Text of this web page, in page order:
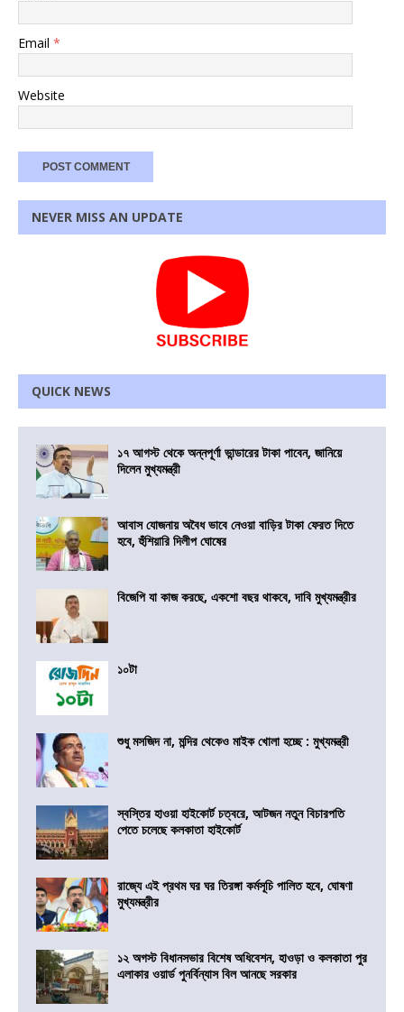
Email *
Website
NEVER MISS AN UPDATE
QUICK NEWS
১৭ আগস্ট থেকে অন্নপূর্ণা ভান্ডারের টাকা পাবেন, জানিয়ে
দিলেন মুখ্যমন্ত্রী
আবাস যোজনায় অবৈধ ভাবে নেওয়া বাড়ির টাকা ফেরত দিতে
হবে, হুঁশিয়ারি দিলীপ ঘোষের
বিজেপি যা কাজ করছে, একশো বছর থাকবে, দাবি মুখ্যমন্ত্রীর
১০টা
শুধু মসজিদ না, মন্দির থেকেও মাইক খোলা হচ্ছে : মুখ্যমন্ত্রী
স্বস্তির হাওয়া হাইকোর্ট চত্বরে, আটজন নতুন বিচারপতি
পেতে চলেছে কলকাতা হাইকোর্ট
রাজ্যে এই প্রথম ঘর ঘর তিরঙ্গা কর্মসূচি পালিত হবে, ঘোষণা
মুখ্যমন্ত্রীর
১২ অগস্ট বিধানসভার বিশেষ অধিবেশন, হাওড়া ও কলকাতা পুর
এলাকার ওয়ার্ড পুনর্বিন্যাস বিল আনছে সরকার